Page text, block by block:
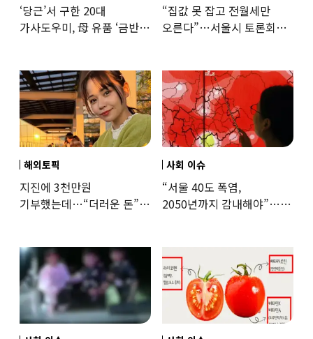
‘당근’서 구한 20대
가사도우미, 母 유품 ‘금반지
“집값 못 잡고 전월세만
오른다”…서울시 토론회서
해외토픽
지진에 3천만원
기부했는데…“더러운 돈”
사회 이슈
“서울 40도 폭염,
2050년까지 감내해야”…